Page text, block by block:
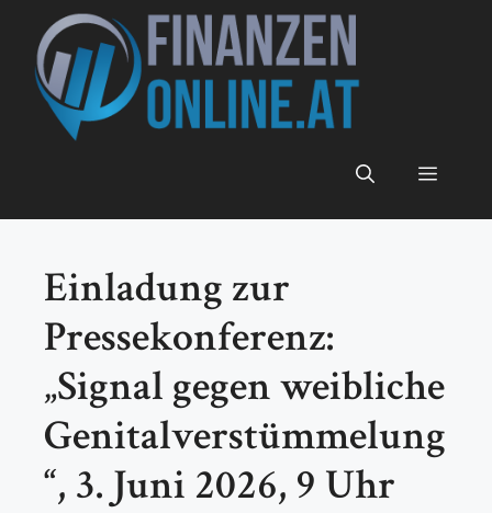
Inhalt
springen
Menü
Einladung zur
Pressekonferenz:
„Signal gegen weibliche
Genitalverstümmelung
“, 3. Juni 2026, 9 Uhr